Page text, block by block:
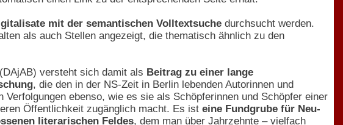
mit der semantischen Volltextsuche durchsucht werden.
als auch Stellen angezeigt, die thematisch ähnlich zu den
versteht sich damit als Beitrag zu einer lange
, die den in der NS-Zeit in Berlin lebenden Autorinnen und
ebenso, wie es sie als Schöpferinnen und Schöpfer einer
Öffentlichkeit zugänglich macht. Es ist eine Fundgrube für Neu-
literarischen Feldes, dem man über Jahrzehnte – vielfach